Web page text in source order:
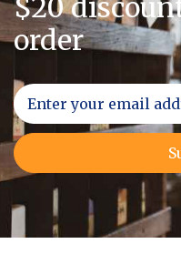
$20
order